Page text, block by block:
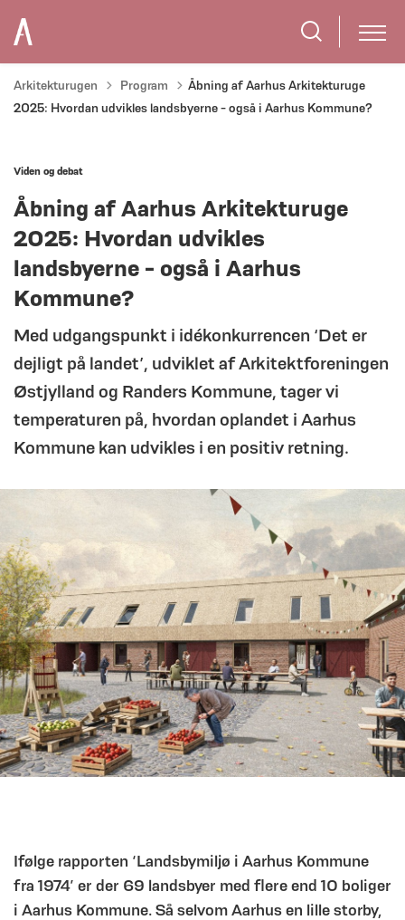
Arkitekturugen Tilbage til
Program
Åbning af Aarhus Arkitekturuge
2025: Hvordan udvikles landsbyerne - også i Aarhus Kommune?
Viden og debat
Åbning af Aarhus Arkitekturuge
2025: Hvordan udvikles
landsbyerne - også i Aarhus
Kommune?
Med udgangspunkt i idékonkurrencen ‘Det er
dejligt på landet’, udviklet af Arkitektforeningen
Østjylland og Randers Kommune, tager vi
temperaturen på, hvordan oplandet i Aarhus
Kommune kan udvikles i en positiv retning.
Ifølge rapporten ‘Landsbymiljø i Aarhus Kommune
fra 1974’ er der 69 landsbyer med flere end 10 boliger
i Aarhus Kommune. Så selvom Aarhus en lille storby,